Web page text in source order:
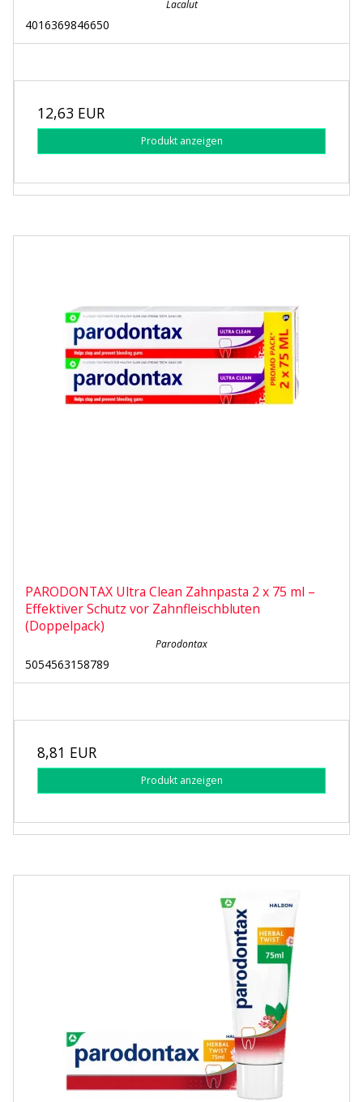
Lacalut
4016369846650
12,63 EUR
Produkt anzeigen
PARODONTAX Ultra Clean Zahnpasta 2 x 75 ml –
Effektiver Schutz vor Zahnfleischbluten
(Doppelpack)
Parodontax
5054563158789
8,81 EUR
Produkt anzeigen